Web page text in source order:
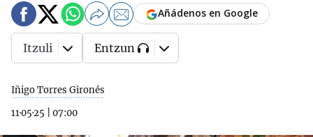
Iñigo Torres Gironés
11·05·25
07:00
Añádenos en Google
Itzuli Entzun